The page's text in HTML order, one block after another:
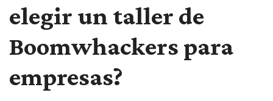
elegir un taller de
Boomwhackers para
empresas?